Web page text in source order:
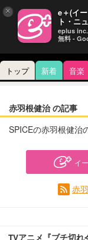
トップ 新着 音楽
赤羽根健治 の記事
SPICEの赤羽根健治
イ
赤
TVアニメ『ブチ切
× e＋(イ
ト・ニ
eplus inc.
無料 -